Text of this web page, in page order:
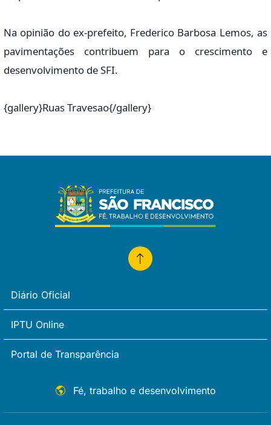
Na opinião do ex-prefeito, Frederico Barbosa Lemos, as
pavimentações contribuem para o crescimento e
desenvolvimento de SFI.
{gallery}Ruas Travesao{/gallery}
Diário Oficial
IPTU Online
Portal de Transparência
Fé, trabalho e desenvolvimento